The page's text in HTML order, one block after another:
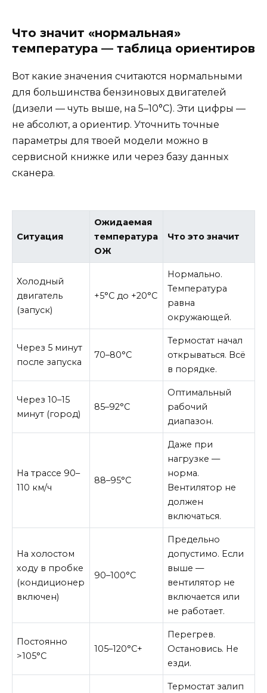
Что значит «нормальная»
температура — таблица ориентиров
Вот какие значения считаются нормальными
для большинства бензиновых двигателей
(дизели — чуть выше, на 5–10°C). Эти цифры —
не абсолют, а ориентир. Уточнить точные
параметры для твоей модели можно в
сервисной книжке или через базу данных
сканера.
Ситуация
Ожидаемая
температура
ОЖ
Что это значит
Холодный
двигатель
(запуск)
+5°C до +20°C
Нормально.
Температура
равна
окружающей.
Через 5 минут
после запуска
70–80°C
Термостат начал
открываться. Всё
в порядке.
Через 10–15
минут (город)
85–92°C
Оптимальный
рабочий
диапазон.
На трассе 90–
110 км/ч
88–95°C
Даже при
нагрузке —
норма.
Вентилятор не
должен
включаться.
На холостом
ходу в пробке
(кондиционер
включен)
90–100°C
Предельно
допустимо. Если
выше —
вентилятор не
включается или
не работает.
Постоянно
>105°C
105–120°C+
Перегрев.
Остановись. Не
езди.
Термостат залип